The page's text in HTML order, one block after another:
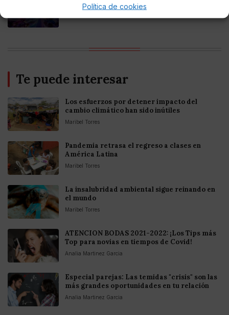
Política de cookies
Fortnite regresa para iOS en la Unión
Europea
Te puede interesar
Los esfuerzos por detener impacto del
cambio climático han sido inútiles
Maribel Torres
Pandemia retrasa el regreso a clases en
América Latina
Maribel Torres
La insalubridad ambiental sigue reinando en
el mundo
Maribel Torres
ATENCION BODAS 2021-2022: ¡Los Tips más
Top para novias en tiempos de Covid!
Analia Martinez Garcia
Especial parejas: Las temidas "crisis" son las
más grandes oportunidades en tu relación
Analia Martinez Garcia